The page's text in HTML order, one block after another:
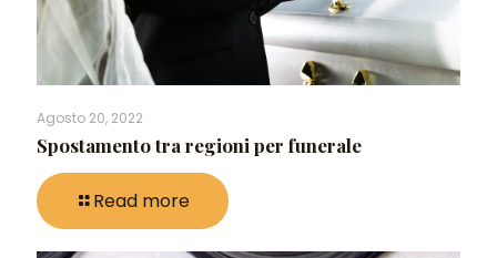
Agosto 20, 2022
Spostamento tra regioni per funerale
Read more